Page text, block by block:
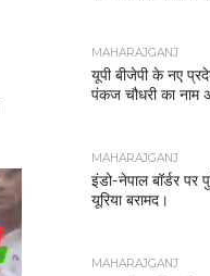
MAHARAJGANJ
यूपी बीजेपी के नए
पंकज चौधरी का नाम
MAHARAJGANJ
इंडो-नेपाल बॉर्डर पर
यूरिया बरामद।
MAHARAJGANJ